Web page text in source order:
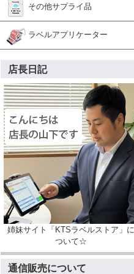
その他サプライ品
ラベルアプリケーター
店長日記
姉妹サイト「KTSラベルストア」に
ついて☆
通信販売について